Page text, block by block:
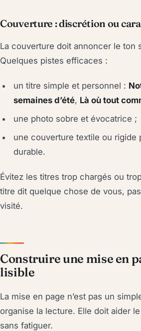
Couverture : discrétion ou
La couverture doit annoncer le ton
Quelques pistes efficaces :
un titre simple et personnel :
semaines d’été, Là où tout
une photo sobre et évocatrice ;
une couverture textile ou rigide
durable.
Évitez les titres trop chargés ou
titre dit quelque chose de vous,
visité.
Construire une mise en
lisible
La mise en page n’est pas un
organise la lecture. Elle doit aider
sans fatiguer.